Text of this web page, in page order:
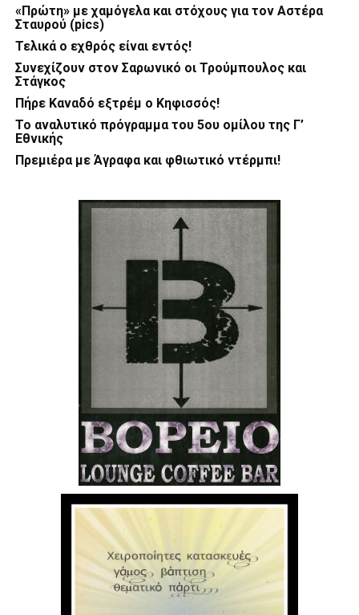
«Πρώτη» με χαμόγελα και στόχους για τον Αστέρα
Σταυρού (pics)
Τελικά ο εχθρός είναι εντός!
Συνεχίζουν στον Σαρωνικό οι Τρούμπουλος και
Στάγκος
Πήρε Καναδό εξτρέμ ο Κηφισσός!
Το αναλυτικό πρόγραμμα του 5ου ομίλου της Γ’
Εθνικής
Πρεμιέρα με Άγραφα και φθιωτικό ντέρμπι!